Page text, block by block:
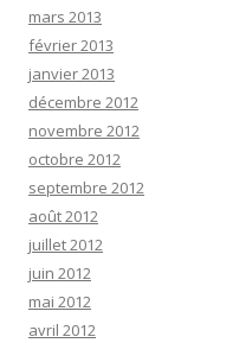
mars 2013
février 2013
janvier 2013
décembre 2012
novembre 2012
octobre 2012
septembre 2012
août 2012
juillet 2012
juin 2012
mai 2012
avril 2012